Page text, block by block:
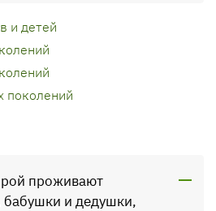
и детей
поколений
проживают
бабушки и дедушки,